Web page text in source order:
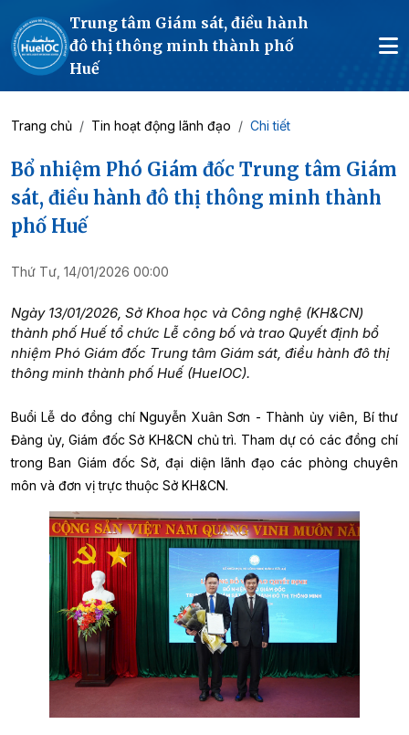
Trung tâm Giám sát, điều hành
đô thị thông minh thành phố
Huế
Trang chủ Tin hoạt động lãnh đạo Chi tiết
Bổ nhiệm Phó Giám đốc Trung tâm Giám
sát, điều hành đô thị thông minh thành
phố Huế
Thứ Tư, 14/01/2026 00:00
Ngày 13/01/2026, Sở Khoa học và Công nghệ (KH&CN)
thành phố Huế tổ chức Lễ công bố và trao Quyết định bổ
nhiệm Phó Giám đốc Trung tâm Giám sát, điều hành đô thị
thông minh thành phố Huế (HueIOC).
Buổi Lễ do đồng chí Nguyễn Xuân Sơn - Thành ủy viên, Bí thư
Đảng ủy, Giám đốc Sở KH&CN chủ trì. Tham dự có các đồng chí
trong Ban Giám đốc Sở, đại diện lãnh đạo các phòng chuyên
môn và đơn vị trực thuộc Sở KH&CN.